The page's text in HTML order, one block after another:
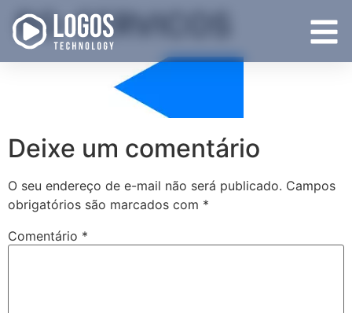
BG-SERVICOS
Deixe um comentário
O seu endereço de e-mail não será publicado. Campos
obrigatórios são marcados com *
Comentário *